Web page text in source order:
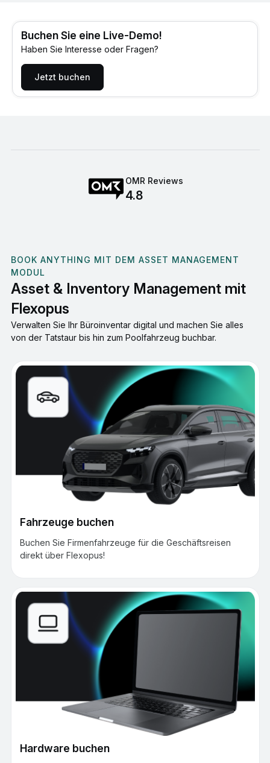
Buchen Sie eine Live-Demo!
Haben Sie Interesse oder Fragen?
Jetzt buchen
OMR Reviews
4.8
BOOK ANYTHING MIT DEM ASSET MANAGEMENT
MODUL
Asset & Inventory Management mit
Flexopus
Verwalten Sie Ihr Büroinventar digital und machen Sie alles
von der Tatstaur bis hin zum Poolfahrzeug buchbar.
Fahrzeuge buchen
Buchen Sie Firmenfahrzeuge für die Geschäftsreisen
direkt über Flexopus!
Hardware buchen